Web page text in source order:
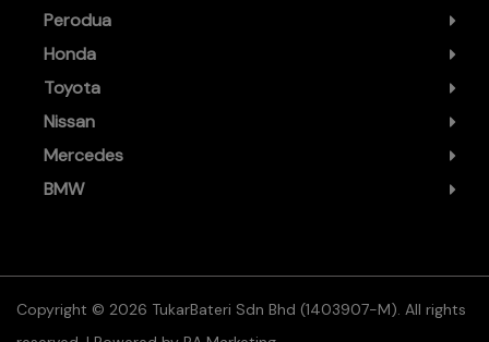
Perodua
Honda
Toyota
Nissan
Mercedes
BMW
Copyright ©️ 2026 TukarBateri Sdn Bhd (1403907-M). All rights